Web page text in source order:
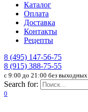
Каталог
Оплата
Доставка
Контакты
Рецепты
8 (495) 147-56-75
8 (915) 388-75-55
c 9:00 до 21:00 без выходных
Search for:
0